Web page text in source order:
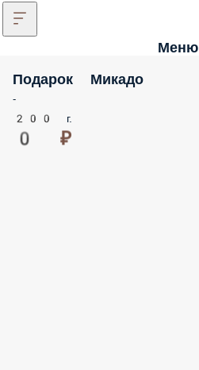
Меню
Подарок Микадо
-
200 г.
0 ₽